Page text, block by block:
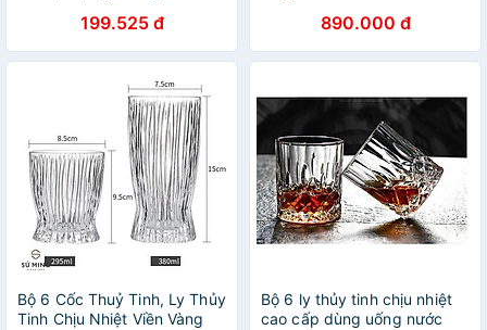
199.525 đ 890.000 đ
Bộ 6 Cốc Thuỷ Tinh, Ly Thủy
Tinh Chịu Nhiệt Viền Vàng
Bộ 6 ly thủy tinh chịu nhiệt
cao cấp dùng uống nước